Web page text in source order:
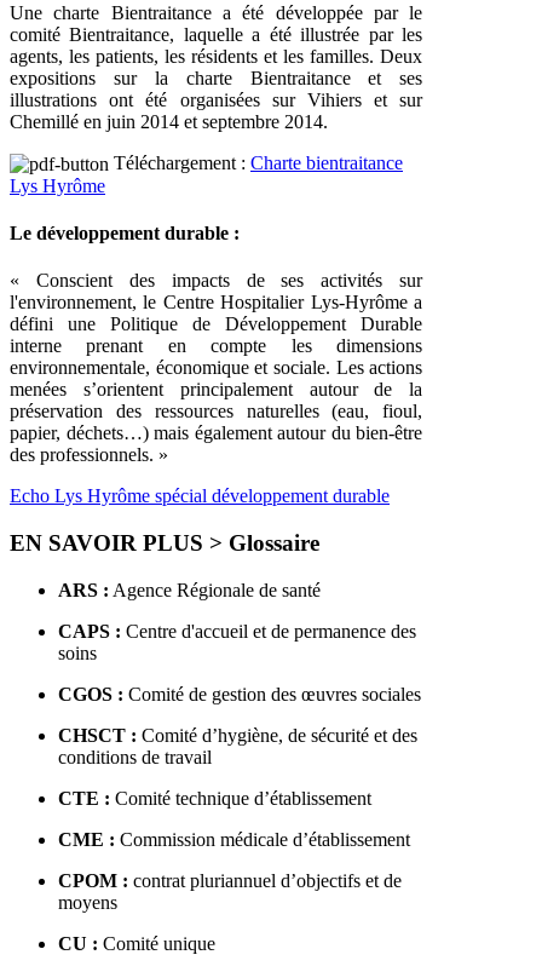
Une charte Bientraitance a été développée par le
comité Bientraitance, laquelle a été illustrée par les
agents, les patients, les résidents et les familles. Deux
expositions sur la charte Bientraitance et ses
illustrations ont été organisées sur Vihiers et sur
Chemillé en juin 2014 et septembre 2014.
Téléchargement : Charte bientraitance
Lys Hyrôme
Le développement durable :
« Conscient des impacts de ses activités sur
l'environnement, le Centre Hospitalier Lys-Hyrôme a
défini une Politique de Développement Durable
interne prenant en compte les dimensions
environnementale, économique et sociale. Les actions
menées s’orientent principalement autour de la
préservation des ressources naturelles (eau, fioul,
papier, déchets…) mais également autour du bien-être
des professionnels. »
Echo Lys Hyrôme spécial développement durable
EN SAVOIR PLUS > Glossaire
ARS : Agence Régionale de santé
CAPS : Centre d'accueil et de permanence des
soins
CGOS : Comité de gestion des œuvres sociales
CHSCT : Comité d’hygiène, de sécurité et des
conditions de travail
CTE : Comité technique d’établissement
CME : Commission médicale d’établissement
CPOM : contrat pluriannuel d’objectifs et de
moyens
CU : Comité unique